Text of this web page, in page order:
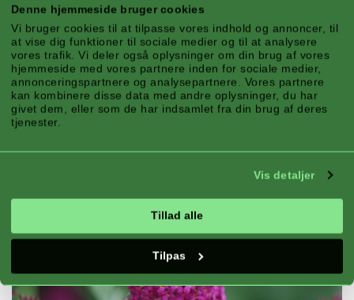
Denne hjemmeside bruger cookies
Vi bruger cookies til at tilpasse vores indhold og annoncer, til
at vise dig funktioner til sociale medier og til at analysere
vores trafik. Vi deler også oplysninger om din brug af vores
hjemmeside med vores partnere inden for sociale medier,
annonceringspartnere og analysepartnere. Vores partnere
kan kombinere disse data med andre oplysninger, du har
givet dem, eller som de har indsamlet fra din brug af deres
tjenester.
Vis detaljer
Tillad alle
Tilpas